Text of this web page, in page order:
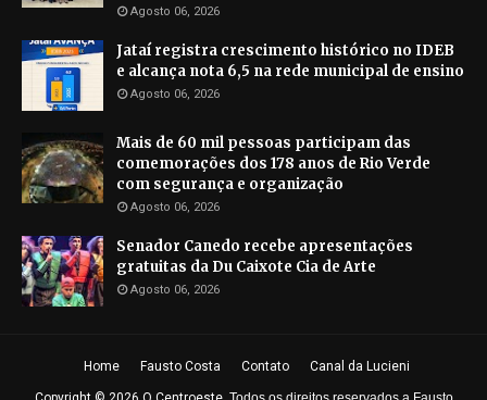
Agosto 06, 2026
Jataí registra crescimento histórico no IDEB
e alcança nota 6,5 na rede municipal de ensino
Agosto 06, 2026
Mais de 60 mil pessoas participam das
comemorações dos 178 anos de Rio Verde
com segurança e organização
Agosto 06, 2026
Senador Canedo recebe apresentações
gratuitas da Du Caixote Cia de Arte
Agosto 06, 2026
Home Fausto Costa Contato Canal da Lucieni